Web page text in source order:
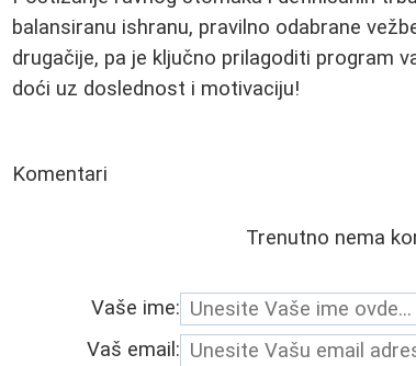
balansiranu ishranu, pravilno odabrane
drugačije, pa je ključno prilagoditi program
doći uz doslednost i motivaciju!
Komentari
Trenutno nema
Vaše ime:
Vaš email: